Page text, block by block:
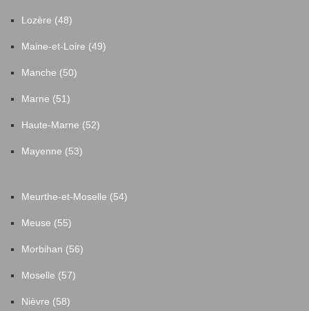
Lozère (48)
Maine-et-Loire (49)
Manche (50)
Marne (51)
Haute-Marne (52)
Mayenne (53)
Meurthe-et-Moselle (54)
Meuse (55)
Morbihan (56)
Moselle (57)
Nièvre (58)